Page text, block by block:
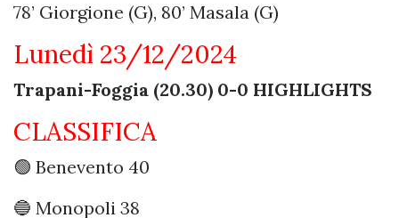
78’ Giorgione (G), 80’ Masala (G)
Lunedì 23/12/2024
Trapani-Foggia (20.30) 0-0 HIGHLIGHTS
CLASSIFICA
🟢 Benevento 40
🔵 Monopoli 38